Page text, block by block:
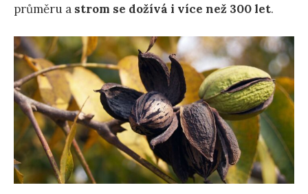
průměru a strom se dožívá i více než 300 let.